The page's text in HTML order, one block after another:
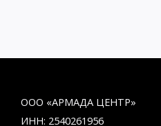
ООО «АРМАДА ЦЕНТР»
ИНН: 2540261956